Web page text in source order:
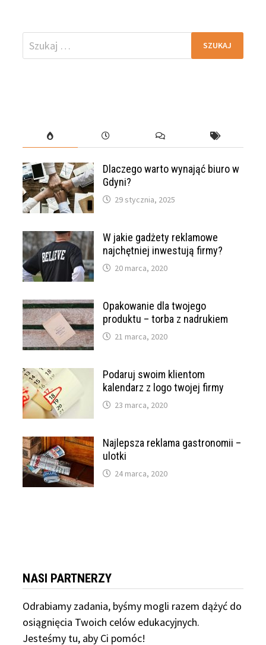
Szukaj:
Dlaczego warto wynająć biuro w
Gdyni?
29 stycznia, 2025
W jakie gadżety reklamowe
najchętniej inwestują firmy?
20 marca, 2020
Opakowanie dla twojego
produktu – torba z nadrukiem
21 marca, 2020
Podaruj swoim klientom
kalendarz z logo twojej firmy
23 marca, 2020
Najlepsza reklama gastronomii –
ulotki
24 marca, 2020
NASI PARTNERZY
Odrabiamy zadania, byśmy mogli razem dążyć do
osiągnięcia Twoich celów edukacyjnych.
Jesteśmy tu, aby Ci pomóc!